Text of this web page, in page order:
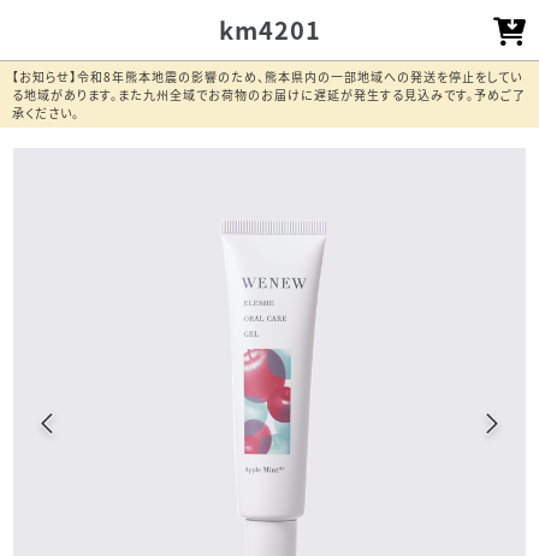
km4201
【お知らせ】令和8年熊本地震の影響のため、熊本県内の一部地域への発送を停止をしてい
る地域があります。また九州全域でお荷物のお届けに遅延が発生する見込みです。予めご了
承ください。